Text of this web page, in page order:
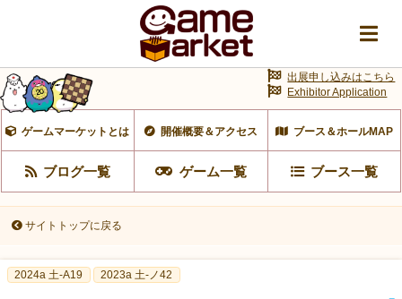
ゲームマーケットとは 開催概要＆アクセス ブース＆ホールMAP
ブログ一覧 ゲーム一覧 ブース一覧
出展申し込みはこちら
Exhibitor Application
サイトトップに戻る
2024a 土-A19 2023a 土-ノ42